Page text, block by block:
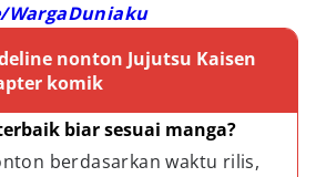
nonton Jujutsu Kaisen
komik
biar sesuai manga?
berdasarkan waktu rilis,